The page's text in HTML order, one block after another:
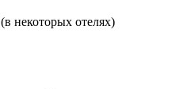
некоторых отелях)